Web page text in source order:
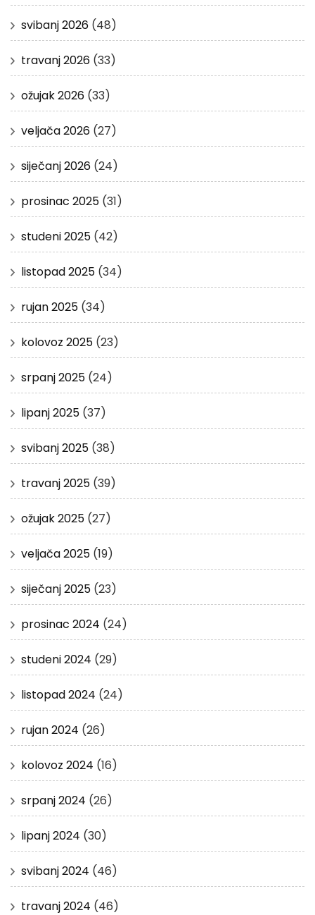
svibanj 2026 (48)
travanj 2026 (33)
ožujak 2026 (33)
veljača 2026 (27)
siječanj 2026 (24)
prosinac 2025 (31)
studeni 2025 (42)
listopad 2025 (34)
rujan 2025 (34)
kolovoz 2025 (23)
srpanj 2025 (24)
lipanj 2025 (37)
svibanj 2025 (38)
travanj 2025 (39)
ožujak 2025 (27)
veljača 2025 (19)
siječanj 2025 (23)
prosinac 2024 (24)
studeni 2024 (29)
listopad 2024 (24)
rujan 2024 (26)
kolovoz 2024 (16)
srpanj 2024 (26)
lipanj 2024 (30)
svibanj 2024 (46)
travanj 2024 (46)